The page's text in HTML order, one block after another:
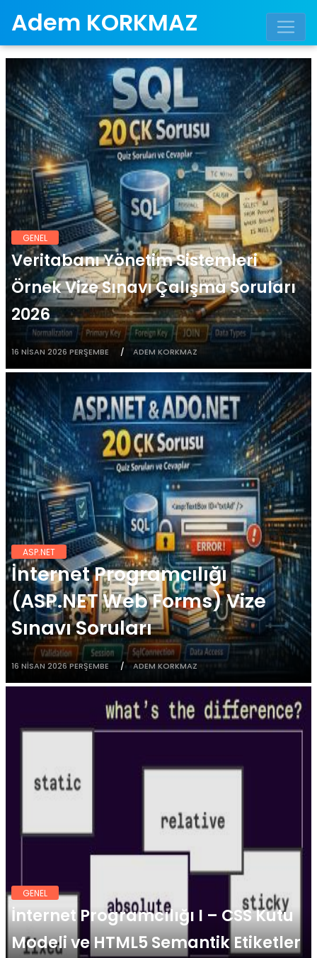
Adem KORKMAZ
GENEL
Veritabanı Yönetim Sistemleri
Örnek Vize Sınavı Çalışma Soruları
2026
16 NISAN 2026 PERŞEMBE ADEM KORKMAZ
ASP.NET
İnternet Programcılığı
(ASP.NET Web Forms) Vize
Sınavı Soruları
16 NISAN 2026 PERŞEMBE ADEM KORKMAZ
GENEL
İnternet Programcılığı I – CSS Kutu
Modeli ve HTML5 Semantik Etiketler